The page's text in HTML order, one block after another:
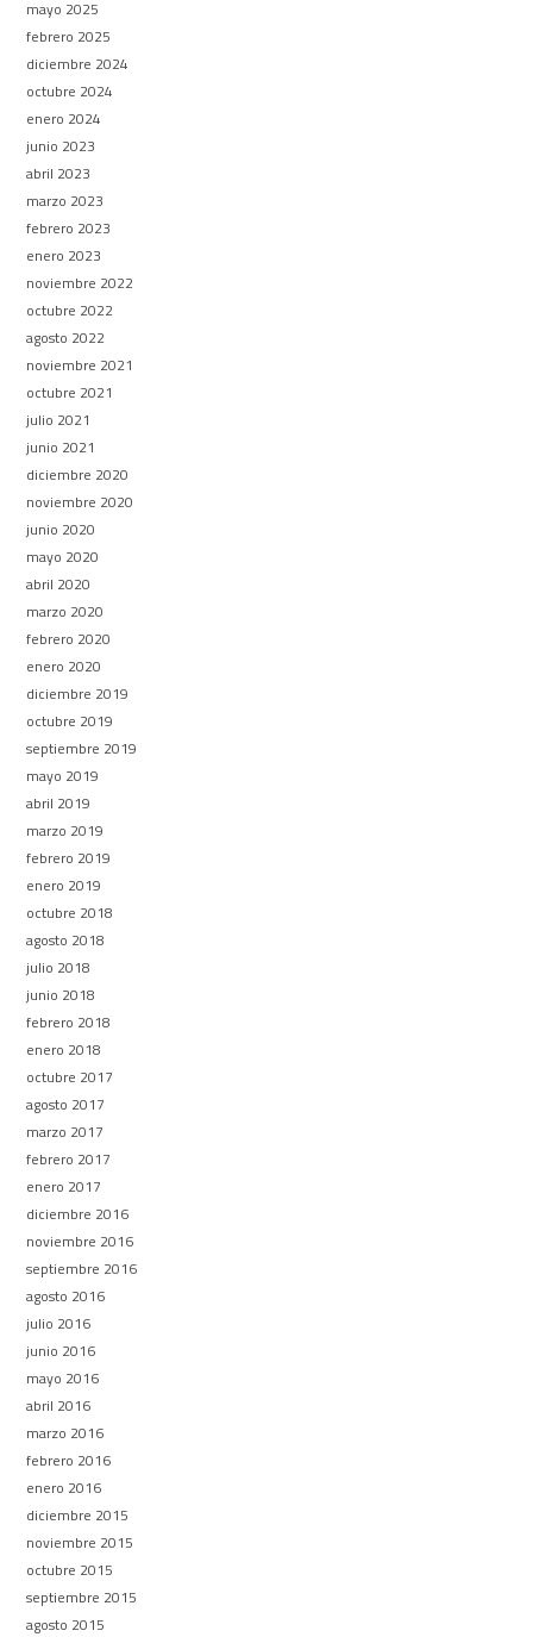
mayo 2025
febrero 2025
diciembre 2024
octubre 2024
enero 2024
junio 2023
abril 2023
marzo 2023
febrero 2023
enero 2023
noviembre 2022
octubre 2022
agosto 2022
noviembre 2021
octubre 2021
julio 2021
junio 2021
diciembre 2020
noviembre 2020
junio 2020
mayo 2020
abril 2020
marzo 2020
febrero 2020
enero 2020
diciembre 2019
octubre 2019
septiembre 2019
mayo 2019
abril 2019
marzo 2019
febrero 2019
enero 2019
octubre 2018
agosto 2018
julio 2018
junio 2018
febrero 2018
enero 2018
octubre 2017
agosto 2017
marzo 2017
febrero 2017
enero 2017
diciembre 2016
noviembre 2016
septiembre 2016
agosto 2016
julio 2016
junio 2016
mayo 2016
abril 2016
marzo 2016
febrero 2016
enero 2016
diciembre 2015
noviembre 2015
octubre 2015
septiembre 2015
agosto 2015